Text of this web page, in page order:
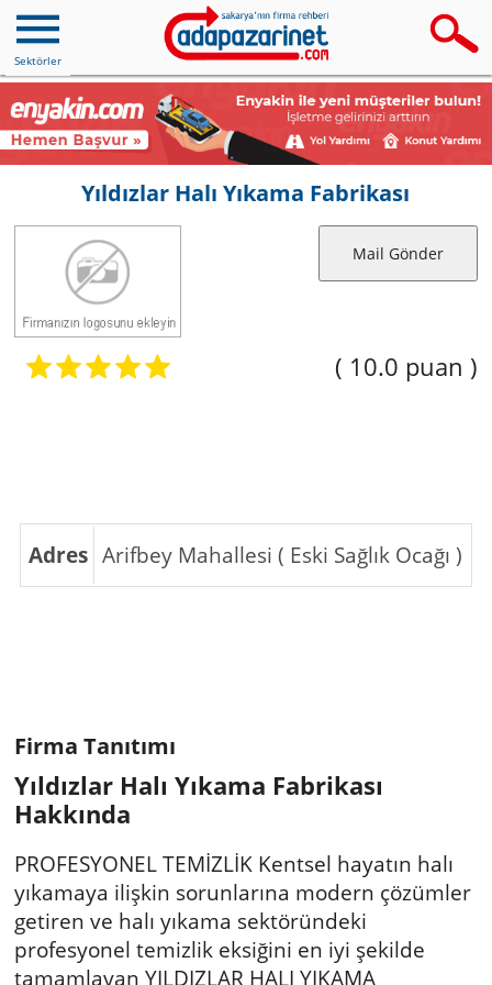
Sektörler
Yıldızlar Halı Yıkama Fabrikası
Mail Gönder
( 10.0 puan )
Adres Arifbey Mahallesi ( Eski Sağlık Ocağı )
Firma Tanıtımı
Yıldızlar Halı Yıkama Fabrikası
Hakkında
PROFESYONEL TEMİZLİK Kentsel hayatın halı
yıkamaya ilişkin sorunlarına modern çözümler
getiren ve halı yıkama sektöründeki
profesyonel temizlik eksiğini en iyi şekilde
tamamlayan YILDIZLAR HALI YIKAMA